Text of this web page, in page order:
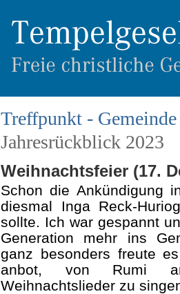
Treffpunkt -
Jahresrückblick 2023
Weihnachtsfeier (17.
Schon die Ankündigung
diesmal Inga Reck-
sollte. Ich war gespannt
Gene­ration mehr ins
ganz besonders freute
anbot, von Rumi
Weihnachtslieder zu